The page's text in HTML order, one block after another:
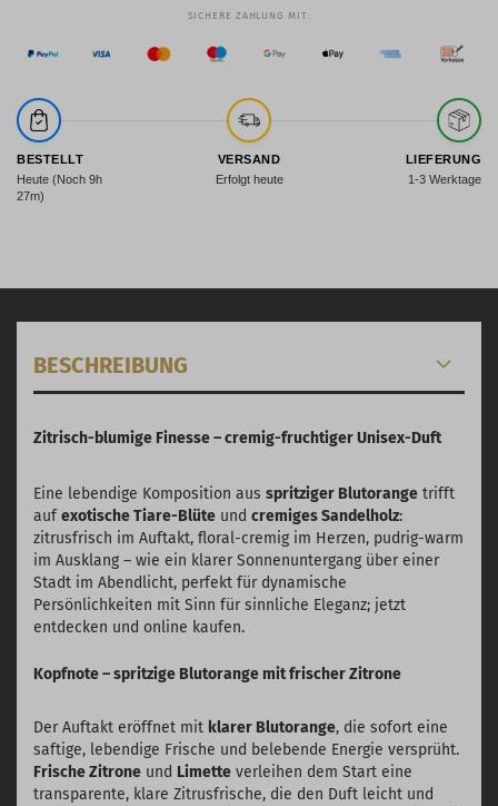
BESTELLT
Heute (Noch 9h
27m)
VERSAND
Erfolgt heute
LIEFERUNG
1-3 Werktage
BESCHREIBUNG
Zitrisch-blumige Finesse – cremig-fruchtiger Unisex-Duft
Eine lebendige Komposition aus spritziger Blutorange trifft
aufexotische Tiare-Blüte und cremiges Sandelholz:
zitrusfrisch im Auftakt, floral-cremig im Herzen, pudrig-warm
im Ausklang – wie ein klarer Sonnenuntergang über einer
Stadt im Abendlicht, perfekt für dynamische
Persönlichkeiten mit Sinn für sinnliche Eleganz; jetzt
entdecken und online kaufen.
Kopfnote – spritzige Blutorange mit frischer Zitrone
Der Auftakt eröffnet mit klarer Blutorange, die sofort eine
saftige, lebendige Frische und belebende Energie versprüht.
Frische Zitrone und Limette verleihen dem Start eine
transparente, klare Zitrusfrische, die den Duft leicht und